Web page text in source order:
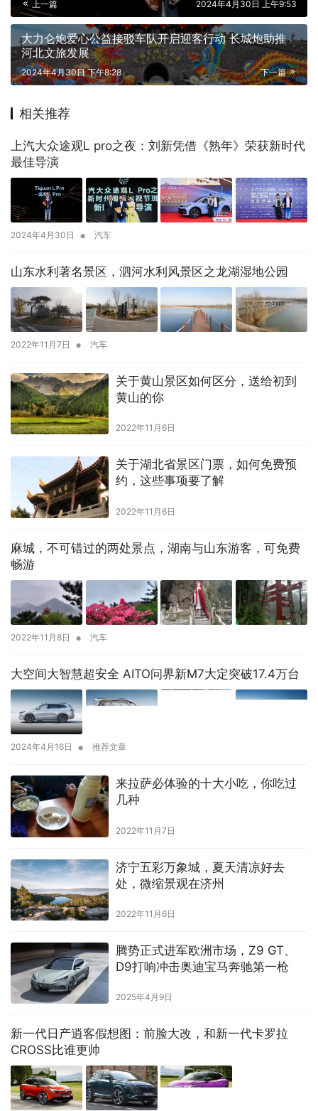
上一篇 2024年4月30日 上午9:53
大力仑炮爱心公益接驳车队开启迎客行动 长城炮助推
河北文旅发展
下一篇
2024年4月30日 下午8:28
相关推荐
上汽大众途观L pro之夜：刘新凭借《熟年》荣获新时代
最佳导演
2024年4月30日 • 汽车
山东水利著名景区，泗河水利风景区之龙湖湿地公园
2022年11月7日 • 汽车
关于黄山景区如何区分，送给初到
黄山的你
2022年11月6日
关于湖北省景区门票，如何免费预
约，这些事项要了解
2022年11月6日
麻城，不可错过的两处景点，湖南与山东游客，可免费
畅游
2022年11月8日 • 汽车
大空间大智慧超安全 AITO问界新M7大定突破17.4万台
2024年4月16日 • 推荐文章
来拉萨必体验的十大小吃，你吃过
几种
2022年11月7日
济宁五彩万象城，夏天清凉好去
处，微缩景观在济州
2022年11月6日
腾势正式进军欧洲市场，Z9 GT、
D9打响冲击奥迪宝马奔驰第一枪
2025年4月9日
新一代日产逍客假想图：前脸大改，和新一代卡罗拉
CROSS比谁更帅